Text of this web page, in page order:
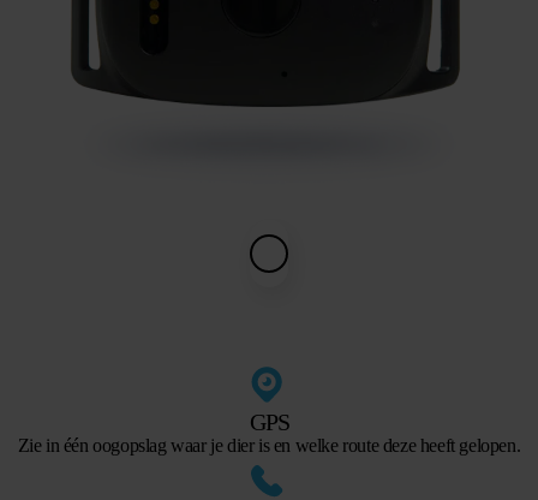
GPS
Zie in één oogopslag waar je dier is en welke route deze heeft gelopen.